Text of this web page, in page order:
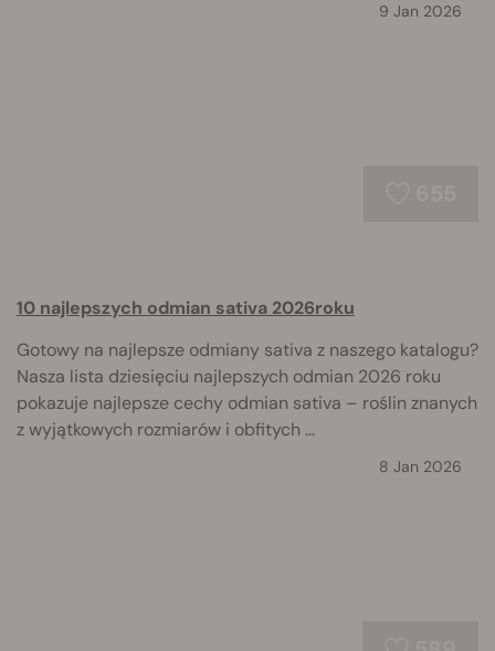
9 Jan 2026
10 najlepszych odmian sativa 2026roku
Gotowy na najlepsze odmiany sativa z naszego katalogu?
Nasza lista dziesięciu najlepszych odmian 2026 roku
pokazuje najlepsze cechy odmian sativa – roślin znanych
z wyjątkowych rozmiarów i obfitych ...
8 Jan 2026